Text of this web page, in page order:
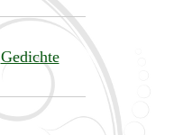
Gedichte